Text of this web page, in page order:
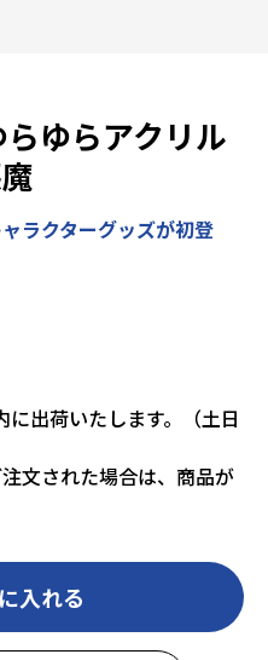
らゆらアクリル
ラクターグッズが初登
出荷いたします。（土日
文された場合は、商品が
入れる